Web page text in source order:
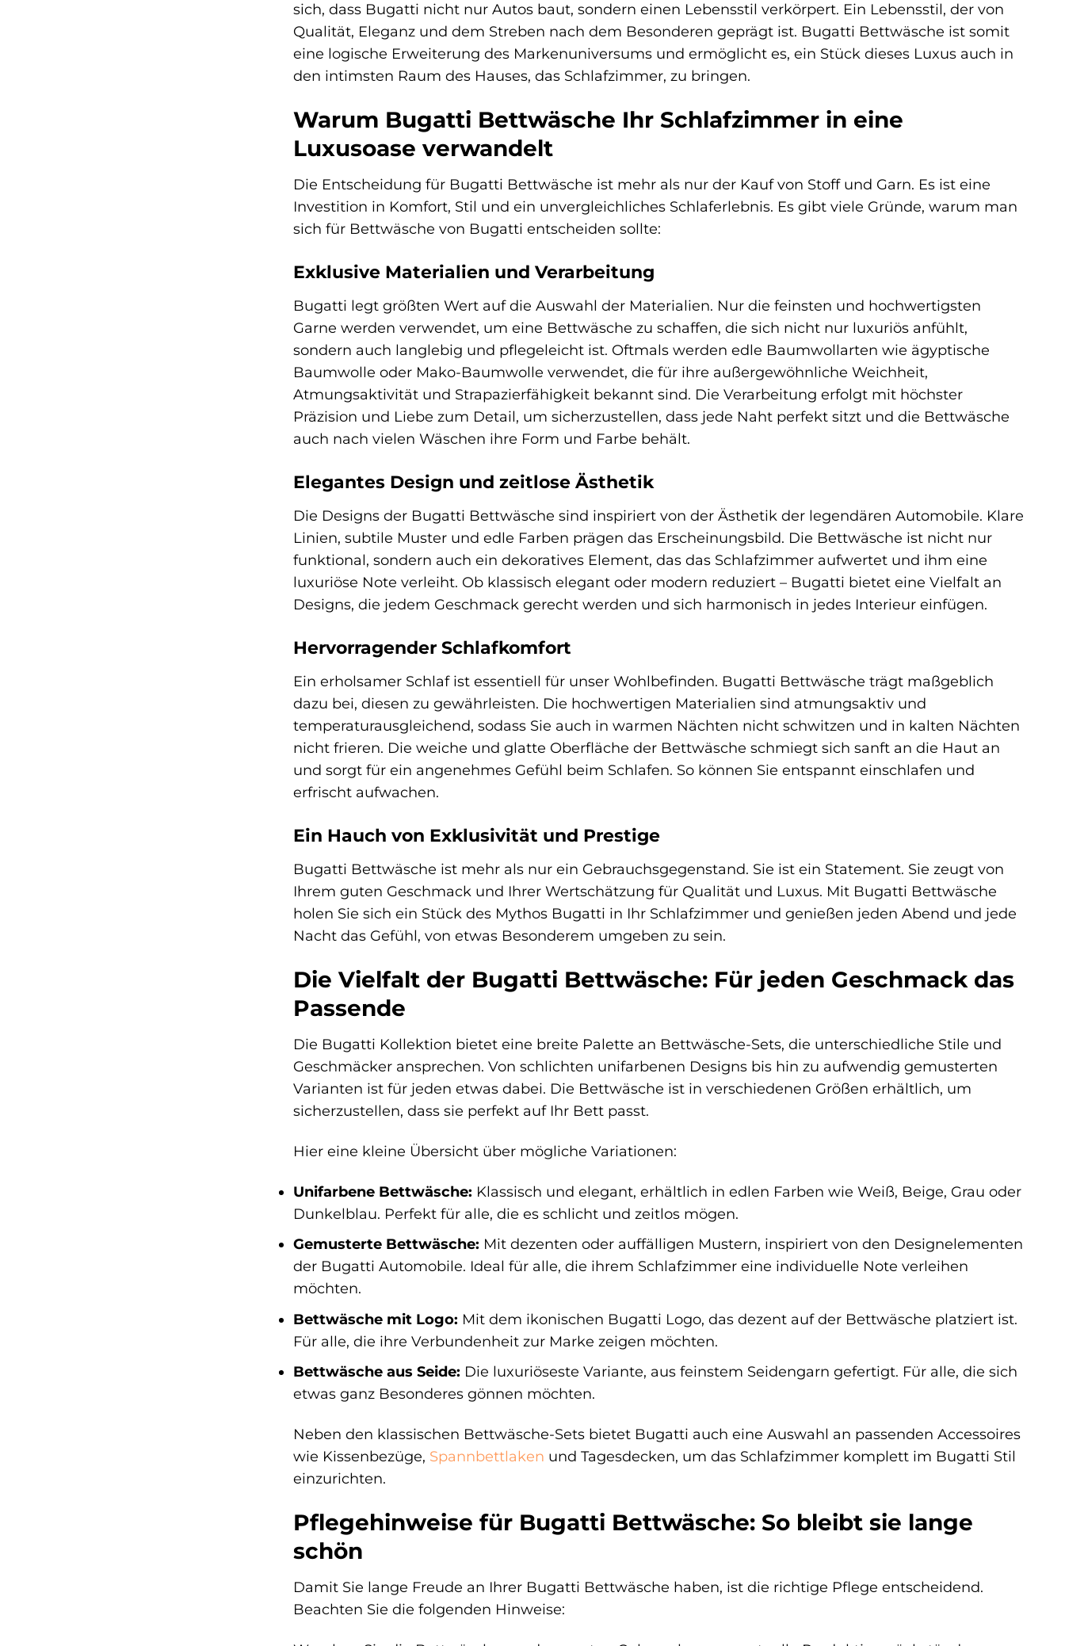
sich, dass Bugatti nicht nur Autos baut, sondern einen Lebensstil verkörpert. Ein Lebensstil, der von
Qualität, Eleganz und dem Streben nach dem Besonderen geprägt ist. Bugatti Bettwäsche ist somit
eine logische Erweiterung des Markenuniversums und ermöglicht es, ein Stück dieses Luxus auch in
den intimsten Raum des Hauses, das Schlafzimmer, zu bringen.
Warum Bugatti Bettwäsche Ihr Schlafzimmer in eine
Luxusoase verwandelt
Die Entscheidung für Bugatti Bettwäsche ist mehr als nur der Kauf von Stoff und Garn. Es ist eine
Investition in Komfort, Stil und ein unvergleichliches Schlaferlebnis. Es gibt viele Gründe, warum man
sich für Bettwäsche von Bugatti entscheiden sollte:
Exklusive Materialien und Verarbeitung
Bugatti legt größten Wert auf die Auswahl der Materialien. Nur die feinsten und hochwertigsten
Garne werden verwendet, um eine Bettwäsche zu schaffen, die sich nicht nur luxuriös anfühlt,
sondern auch langlebig und pflegeleicht ist. Oftmals werden edle Baumwollarten wie ägyptische
Baumwolle oder Mako-Baumwolle verwendet, die für ihre außergewöhnliche Weichheit,
Atmungsaktivität und Strapazierfähigkeit bekannt sind. Die Verarbeitung erfolgt mit höchster
Präzision und Liebe zum Detail, um sicherzustellen, dass jede Naht perfekt sitzt und die Bettwäsche
auch nach vielen Wäschen ihre Form und Farbe behält.
Elegantes Design und zeitlose Ästhetik
Die Designs der Bugatti Bettwäsche sind inspiriert von der Ästhetik der legendären Automobile. Klare
Linien, subtile Muster und edle Farben prägen das Erscheinungsbild. Die Bettwäsche ist nicht nur
funktional, sondern auch ein dekoratives Element, das das Schlafzimmer aufwertet und ihm eine
luxuriöse Note verleiht. Ob klassisch elegant oder modern reduziert – Bugatti bietet eine Vielfalt an
Designs, die jedem Geschmack gerecht werden und sich harmonisch in jedes Interieur einfügen.
Hervorragender Schlafkomfort
Ein erholsamer Schlaf ist essentiell für unser Wohlbefinden. Bugatti Bettwäsche trägt maßgeblich
dazu bei, diesen zu gewährleisten. Die hochwertigen Materialien sind atmungsaktiv und
temperaturausgleichend, sodass Sie auch in warmen Nächten nicht schwitzen und in kalten Nächten
nicht frieren. Die weiche und glatte Oberfläche der Bettwäsche schmiegt sich sanft an die Haut an
und sorgt für ein angenehmes Gefühl beim Schlafen. So können Sie entspannt einschlafen und
erfrischt aufwachen.
Ein Hauch von Exklusivität und Prestige
Bugatti Bettwäsche ist mehr als nur ein Gebrauchsgegenstand. Sie ist ein Statement. Sie zeugt von
Ihrem guten Geschmack und Ihrer Wertschätzung für Qualität und Luxus. Mit Bugatti Bettwäsche
holen Sie sich ein Stück des Mythos Bugatti in Ihr Schlafzimmer und genießen jeden Abend und jede
Nacht das Gefühl, von etwas Besonderem umgeben zu sein.
Die Vielfalt der Bugatti Bettwäsche: Für jeden Geschmack das
Passende
Die Bugatti Kollektion bietet eine breite Palette an Bettwäsche-Sets, die unterschiedliche Stile und
Geschmäcker ansprechen. Von schlichten unifarbenen Designs bis hin zu aufwendig gemusterten
Varianten ist für jeden etwas dabei. Die Bettwäsche ist in verschiedenen Größen erhältlich, um
sicherzustellen, dass sie perfekt auf Ihr Bett passt.
Hier eine kleine Übersicht über mögliche Variationen:
Unifarbene Bettwäsche: Klassisch und elegant, erhältlich in edlen Farben wie Weiß, Beige, Grau oder
Dunkelblau. Perfekt für alle, die es schlicht und zeitlos mögen.
Gemusterte Bettwäsche: Mit dezenten oder auffälligen Mustern, inspiriert von den Designelementen
der Bugatti Automobile. Ideal für alle, die ihrem Schlafzimmer eine individuelle Note verleihen
möchten.
Bettwäsche mit Logo: Mit dem ikonischen Bugatti Logo, das dezent auf der Bettwäsche platziert ist.
Für alle, die ihre Verbundenheit zur Marke zeigen möchten.
Bettwäsche aus Seide: Die luxuriöseste Variante, aus feinstem Seidengarn gefertigt. Für alle, die sich
etwas ganz Besonderes gönnen möchten.
Neben den klassischen Bettwäsche-Sets bietet Bugatti auch eine Auswahl an passenden Accessoires
wie Kissenbezüge, Spannbettlaken und Tagesdecken, um das Schlafzimmer komplett im Bugatti Stil
einzurichten.
Pflegehinweise für Bugatti Bettwäsche: So bleibt sie lange
schön
Damit Sie lange Freude an Ihrer Bugatti Bettwäsche haben, ist die richtige Pflege entscheidend.
Beachten Sie die folgenden Hinweise: